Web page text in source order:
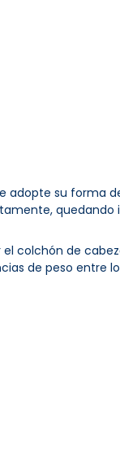
adopte su forma
quedando
colchón de
de peso entre